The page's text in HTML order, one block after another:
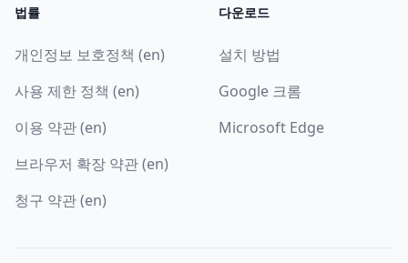
법률
개인정보 보호정책 (en)
사용 제한 정책 (en)
이용 약관 (en)
브라우저 확장 약관 (en)
청구 약관 (en)
다운로드
설치 방법
Google 크롬
Microsoft Edge